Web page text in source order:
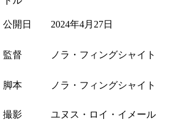
公開日 2024年4月27日
監督 ノラ・フィングシャイト
脚本 ノラ・フィングシャイト
撮影 ユヌス・ロイ・イメール